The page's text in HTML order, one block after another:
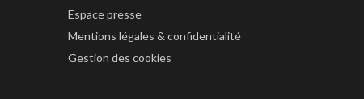
Espace presse
Mentions légales & confidentialité
Gestion des cookies